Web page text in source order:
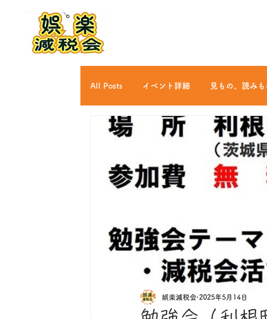
All Posts イベント詳細 見もの、読みも
文芸/思想/哲学 文化 政治 マ
趣味 娯楽 教養 地域・地方
娯楽減税会 2025年5月14日